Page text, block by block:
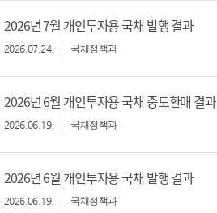
2026년 7월 개인투자용 국채 발행 결과
2026.07.24. 국채정책과
2026년 6월 개인투자용 국채 중도환매 결과
2026.06.19. 국채정책과
2026년 6월 개인투자용 국채 발행 결과
2026.06.19. 국채정책과